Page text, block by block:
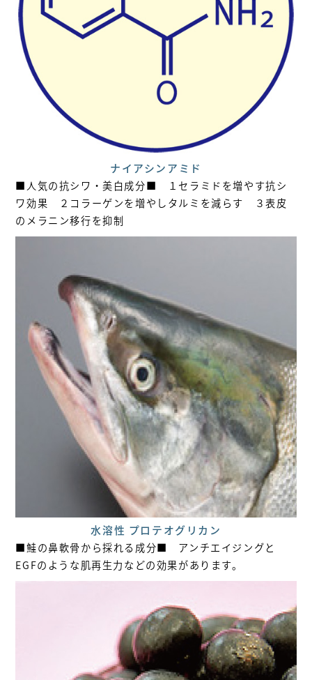
ナイアシンアミド
■人気の抗シワ・美白成分■ １セラミドを増やす抗シ
ワ効果 ２コラーゲンを増やしタルミを減らす ３表皮
のメラニン移行を抑制
水溶性 プロテオグリカン
■鮭の鼻軟骨から採れる成分■ アンチエイジングと
EGFのような肌再生力などの効果があります。